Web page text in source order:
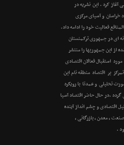
کرد . این نشریه در
خراسان و آسیای مرکزی
فعالیت خود را ادامه داد.
ای در جمهوری ترکمنستان
از این جمهوریها را منتشر
استقبال فعالان اقتصادی
تحلیلی و عمدتا با رویکرد
.در حال حاضر اقتصاد آسیا
اقتصادی و چشم انداز آینده
، معدن ، بازرگانی ،
.